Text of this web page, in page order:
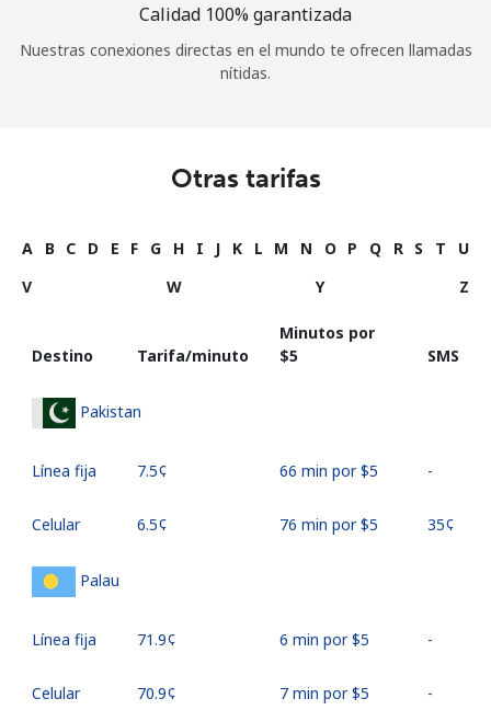
Calidad 100% garantizada
Nuestras conexiones directas en el mundo te ofrecen llamadas
nítidas.
Otras tarifas
A B C D E F G H I J K L M N O P Q R S T
U
V
W Y Z
Destino Tarifa/minuto
Minutos por
⁦$5⁩
SMS
Pakistan
Línea fija ⁦7.5¢⁩ 66 min por ⁦$5⁩ -
Celular ⁦6.5¢⁩ 76 min por ⁦$5⁩ ⁦35¢⁩
Palau
Línea fija ⁦71.9¢⁩ 6 min por ⁦$5⁩ -
Celular ⁦70.9¢⁩ 7 min por ⁦$5⁩ -